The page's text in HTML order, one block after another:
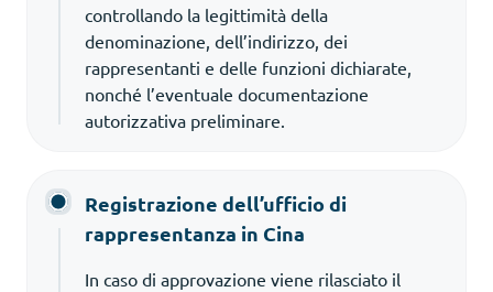
controllando la legittimità della
denominazione, dell’indirizzo, dei
rappresentanti e delle funzioni dichiarate,
nonché l’eventuale documentazione
autorizzativa preliminare.
Registrazione dell’ufficio di
rappresentanza in Cina
In caso di approvazione viene rilasciato il